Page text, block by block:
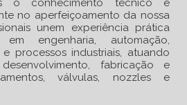
no aperfeiçoamento da nossa
unem experiência prática
engenharia, automação,
processos industriais, atuando
fabricação e
válvulas, nozzles e